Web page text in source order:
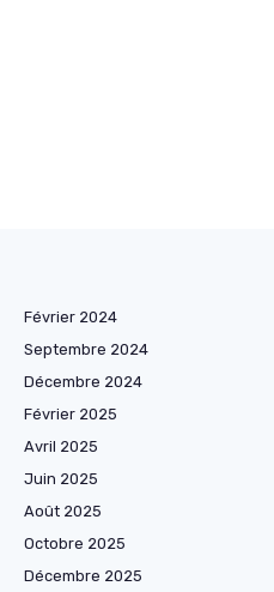
Février 2024
Septembre 2024
Décembre 2024
Février 2025
Avril 2025
Juin 2025
Août 2025
Octobre 2025
Décembre 2025